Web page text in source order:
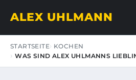
ALEX UHLMANN
STARTSEITE KOCHEN
WAS SIND ALEX UHLMANNS